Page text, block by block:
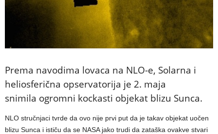
Prema navodima lovaca na NLO-e, Solarna i
heliosferična opservatorija je 2. maja
snimila ogromni kockasti objekat blizu Sunca.
NLO stručnjaci tvrde da ovo nije prvi put da je takav objekat uočen
blizu Sunca i ističu da se NASA jako trudi da zataška ovakve stvari